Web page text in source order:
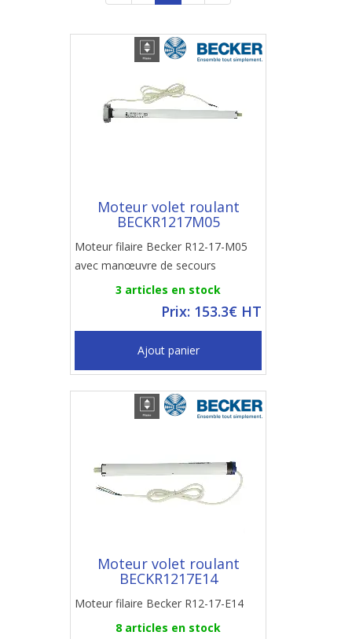
Moteur volet roulant
BECKR1217M05
Moteur filaire Becker R12-17-M05
avec manœuvre de secours
3 articles en stock
Prix: 153.3€ HT
Ajout panier
Moteur volet roulant
BECKR1217E14
Moteur filaire Becker R12-17-E14
8 articles en stock